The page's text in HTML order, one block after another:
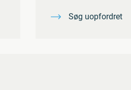
Søg uopfordret